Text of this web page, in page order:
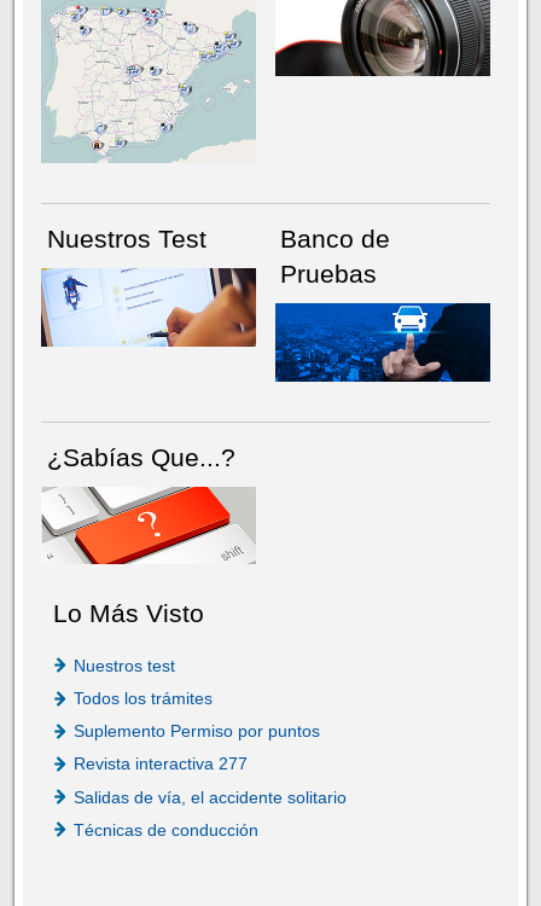
NÚMERO ACTUALHEMEROTECA
Nuestros Test
Banco de
Pruebas
¿Sabías Que...?
Lo Más Visto
Nuestros test
Todos los trámites
Suplemento Permiso por puntos
Revista interactiva 277
Salidas de vía, el accidente solitario
Técnicas de conducción